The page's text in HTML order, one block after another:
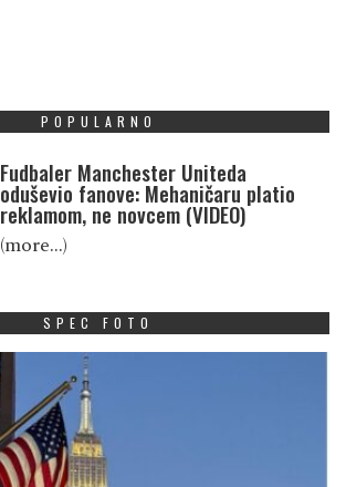
POPULARNO
Fudbaler Manchester Uniteda
oduševio fanove: Mehaničaru platio
reklamom, ne novcem (VIDEO)
(more…)
SPEC FOTO